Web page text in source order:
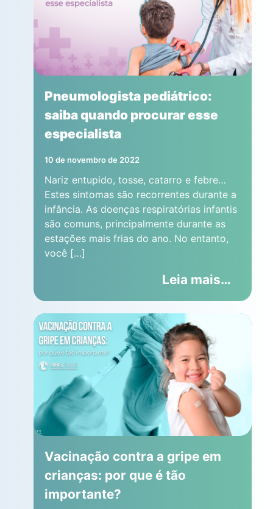
Pneumologista pediátrico:
saiba quando procurar esse
especialista
10 de novembro de 2022
Nariz entupido, tosse, catarro e febre…
Estes sintomas são recorrentes durante a
infância. As doenças respiratórias infantis
são comuns, principalmente durante as
estações mais frias do ano. No entanto,
você […]
Leia mais…
Vacinação contra a gripe em
crianças: por que é tão
importante?